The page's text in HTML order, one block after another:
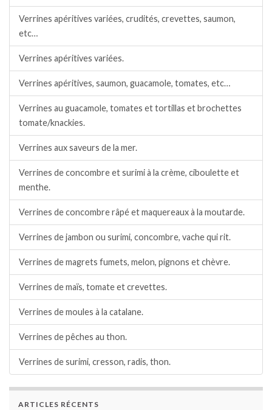
Verrines apéritives variées, crudités, crevettes, saumon,
etc…
Verrines apéritives variées.
Verrines apéritives, saumon, guacamole, tomates, etc…
Verrines au guacamole, tomates et tortillas et brochettes
tomate/knackies.
Verrines aux saveurs de la mer.
Verrines de concombre et surimi à la crème, ciboulette et
menthe.
Verrines de concombre râpé et maquereaux à la moutarde.
Verrines de jambon ou surimi, concombre, vache qui rit.
Verrines de magrets fumets, melon, pignons et chèvre.
Verrines de maïs, tomate et crevettes.
Verrines de moules à la catalane.
Verrines de pêches au thon.
Verrines de surimi, cresson, radis, thon.
ARTICLES RÉCENTS